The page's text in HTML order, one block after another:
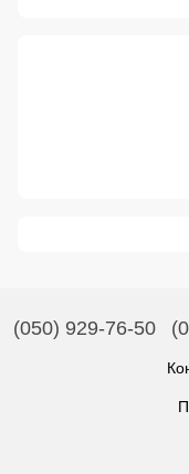
(050) 929-76-50